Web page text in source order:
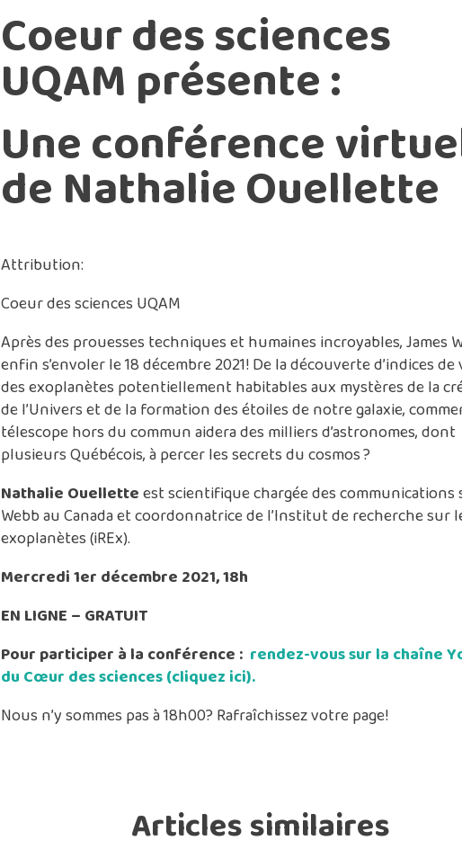
Coeur des sciences
UQAM présente :
Une conférence
de Nathalie Ouellette
Attribution:
Coeur des sciences UQAM
Après des prouesses techniques et humaines incroyables, James
enfin s’envoler le 18 décembre 2021! De la découverte d’indices
des exoplanètes potentiellement habitables aux mystères de la
de l’Univers et de la formation des étoiles de notre galaxie,
télescope hors du commun aidera des milliers d’astronomes, dont
plusieurs Québécois, à percer les secrets du cosmos ?
Nathalie Ouelletteest scientifique chargée des communications
Webb au Canada et coordonnatrice de l’Institut de recherche sur
exoplanètes (iREx).
Mercredi 1er décembre 2021, 18h
EN LIGNE – GRATUIT
Pour participer à la conférence : rendez-vous sur la chaîne
du Cœur des sciences (cliquez ici).
Nous n’y sommes pas à 18h00? Rafraîchissez votre page!
Articles similaires